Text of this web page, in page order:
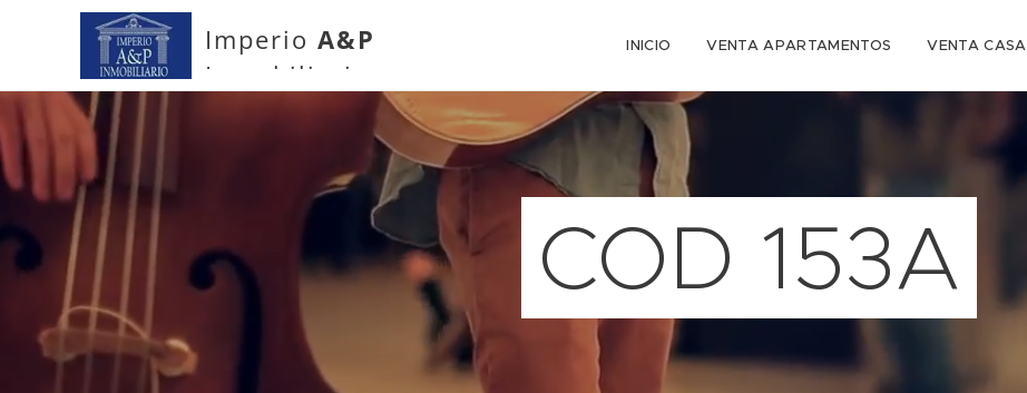
Imperio A&P
Inmobiliario
INICIO VENTA APARTAMENTOS VENTA CASA
COD 153A